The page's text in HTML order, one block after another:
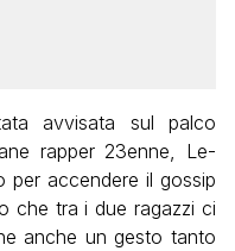
avvisata sul palco
rapper 23enne, Le-
per accendere il gossip
che tra i due ragazzi ci
anche un gesto tanto